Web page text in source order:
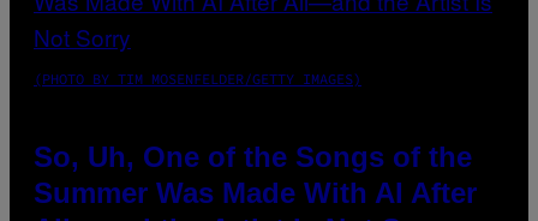
(PHOTO BY TIM MOSENFELDER/GETTY IMAGES)
So, Uh, One of the Songs of the
Summer Was Made With AI After